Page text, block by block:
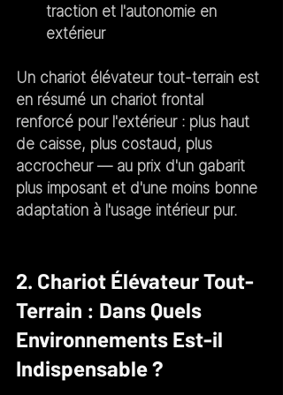
traction et l'autonomie en
extérieur
Un chariot élévateur tout-terrain est
en résumé un chariot frontal
renforcé pour l'extérieur : plus haut
de caisse, plus costaud, plus
accrocheur — au prix d'un gabarit
plus imposant et d'une moins bonne
adaptation à l'usage intérieur pur.
2. Chariot Élévateur Tout-
Terrain : Dans Quels
Environnements Est-il
Indispensable ?